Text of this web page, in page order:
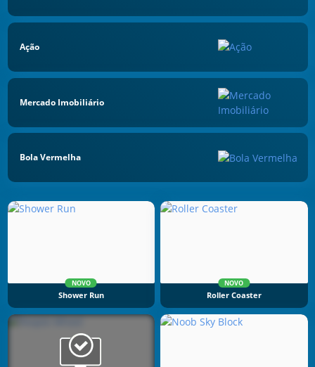
Ação
Mercado Imobiliário
Bola Vermelha
NOVO
Shower Run
NOVO
Roller Coaster